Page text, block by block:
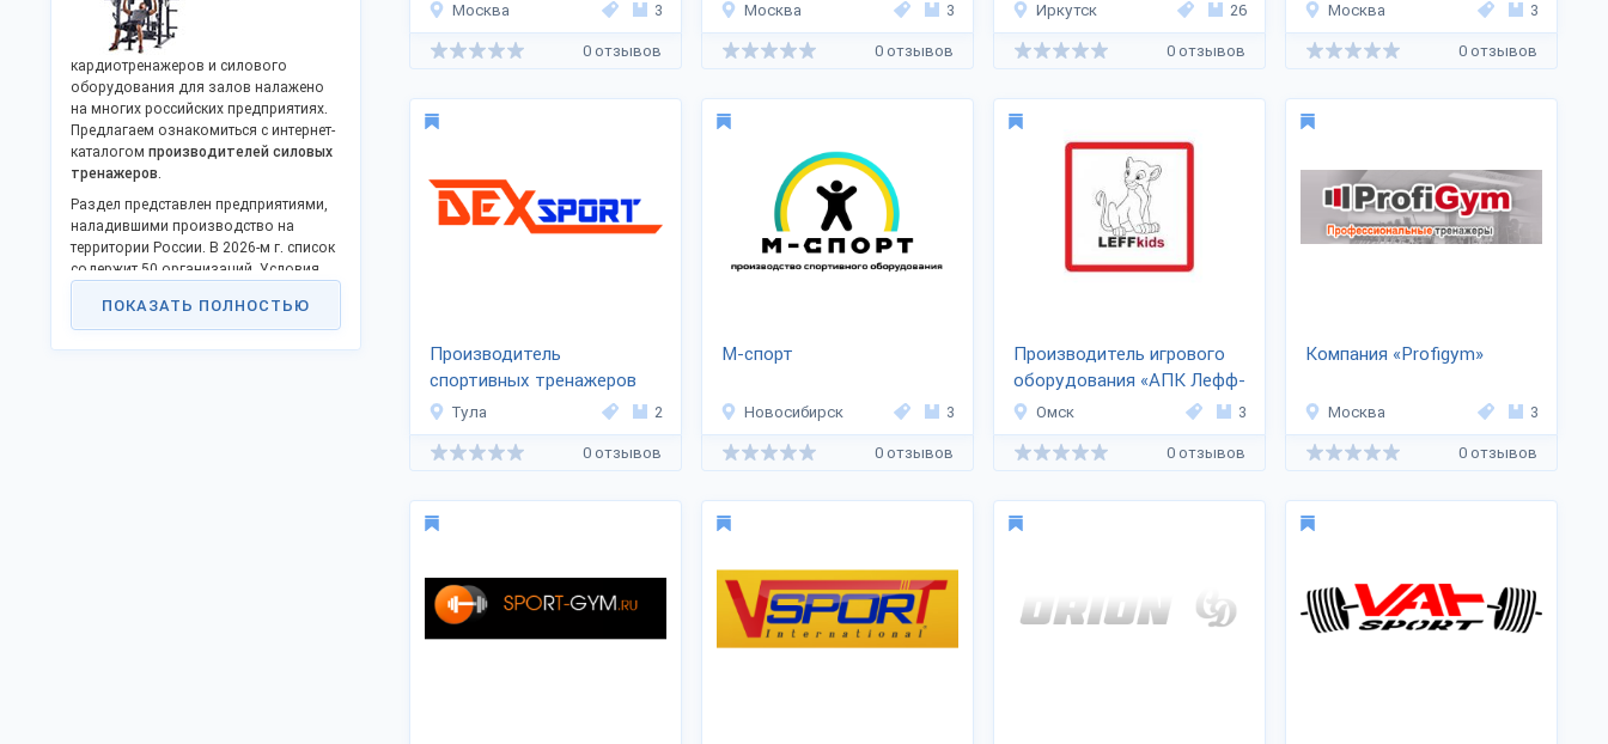
Москва 3
0 отзывов
Москва 3
0 отзывов
Иркутск 26
0 отзывов
Москва 3
0 отзывов
Производитель
спортивных тренажеров
«DEXsport»
Тула 2
0 отзывов
М-спорт
Новосибирск 3
0 отзывов
Производитель игрового
оборудования «АПК Лефф-
КидсОмск 3
0 отзывов
Компания «Profigym»
Москва 3
0 отзывов
кардиотренажеров и силового
оборудования для залов налажено
на многих российских предприятиях.
Предлагаем ознакомиться с интернет-
каталогом производителей силовых
тренажеров.
Раздел представлен предприятиями,
наладившими производство на
территории России. В 2026-м г. список
содержит 50 организаций. Условия
Уточняйте наличие артикула и
стоимость доставки транспортными
ПОКАЗАТЬ ПОЛНОСТЬЮ